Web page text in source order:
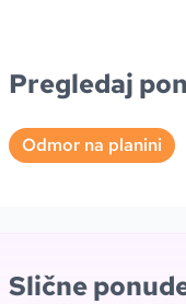
Pregledaj
Odmor na planini
Slične